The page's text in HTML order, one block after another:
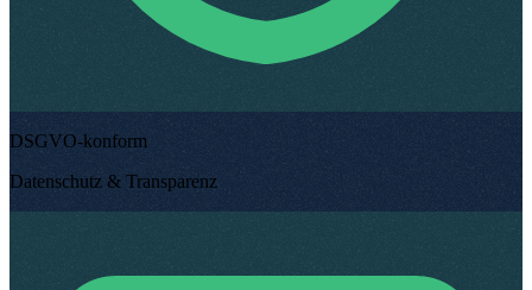
DSGVO-konform
Datenschutz & Transparenz